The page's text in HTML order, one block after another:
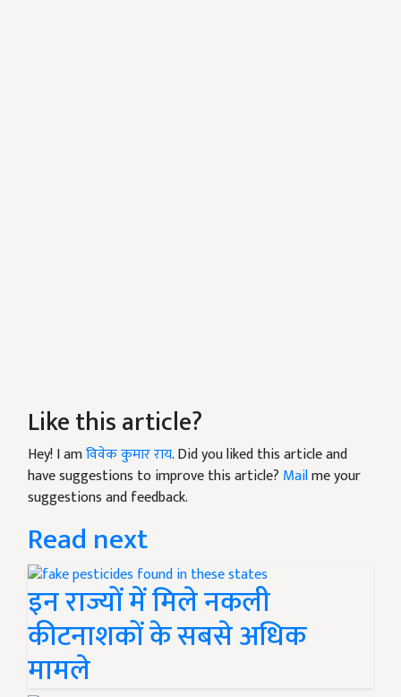
Like this article?
Hey! I amविवेक कुमार राय. Did you liked this article and
have suggestions to improve this article? Mailme your
suggestions and feedback.
Read next
इन राज्यों में मिले नकली
कीटनाशकों के सबसे अधिक
मामले